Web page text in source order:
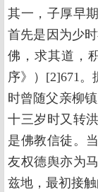
其一，子厚早
首先是因为少
佛，求其道，
序》）[2]671。
时曾随父亲柳
十三岁时又转
是佛教信徒。
友权德舆亦为
兹地，最初接